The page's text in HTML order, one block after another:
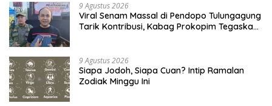
9 Agustus 2026
Viral Senam Massal di Pendopo Tulungagung
Tarik Kontribusi, Kabag Prokopim Tegaskan
9 Agustus 2026
Siapa Jodoh, Siapa Cuan? Intip Ramalan
Zodiak Minggu Ini